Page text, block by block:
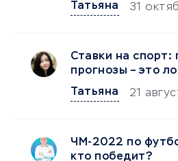
Татьяна
31
Ставки на спорт:
прогнозы – это
Татьяна
21
ЧМ-2022 по
кто победит?